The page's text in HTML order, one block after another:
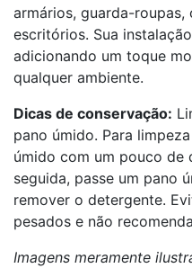
armários, guarda-roupas,
escritórios. Sua
adicionando um toque
qualquer ambiente.
Dicas de conservação:
pano úmido. Para
úmido com um pouco de
seguida, passe um pano
remover o detergente.
pesados e não
Imagens meramente